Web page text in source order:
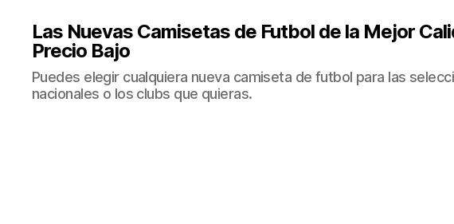
Las Nuevas Camisetas de Futbol de la Mejor
Precio Bajo
Puedes elegir cualquiera nueva camiseta de futbol para las
nacionales o los clubs que quieras.